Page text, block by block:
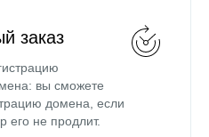
заказ
вы сможете
домена, если
его не продлит.